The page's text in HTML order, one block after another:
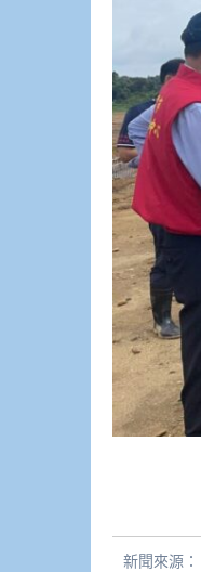
新聞來源：